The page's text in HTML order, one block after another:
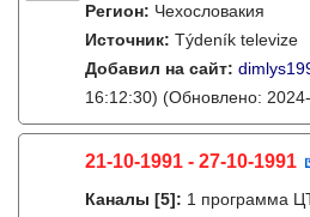
Регион: Чехословакия
Источник: Týdeník televize
Добавил на сайт:
16:12:30) (Обновлено:
21-10-1991 - 27-10-1991
Каналы [5]: 1 программа